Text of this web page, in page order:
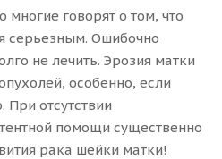
многие говорят о том, что
серьезным. Ошибочно
не лечить. Эрозия матки
особенно, если
При отсутствии
помощи существенно
рака шейки матки!